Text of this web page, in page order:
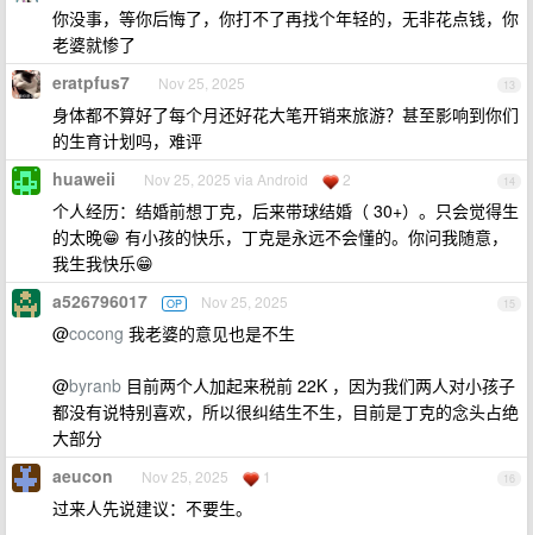
你没事，等你后悔了，你打不了再找个年轻的，无非花点钱，你
老婆就惨了
13
eratpfus7 Nov 25, 2025
身体都不算好了每个月还好花大笔开销来旅游？甚至影响到你们
的生育计划吗，难评
14
huaweii Nov 25, 2025 via Android 2
个人经历：结婚前想丁克，后来带球结婚（ 30+）。只会觉得生
的太晚😁 有小孩的快乐，丁克是永远不会懂的。你问我随意，
我生我快乐😁
15
a526796017 OP Nov 25, 2025
@cocong 我老婆的意见也是不生
@byranb 目前两个人加起来税前 22K ，因为我们两人对小孩子
都没有说特别喜欢，所以很纠结生不生，目前是丁克的念头占绝
大部分
16
aeucon Nov 25, 2025 1
过来人先说建议：不要生。